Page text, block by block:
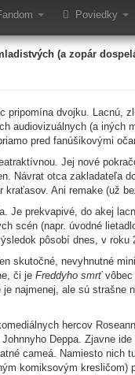
Poviedky
(a zopár
pripomína dvojku. Lacnú,
audiovizuálnych (a
pred fanúšikovými
Jej nové
Návrat otca zakladateľa
Ani remake (už
Je prekvapivé, do akej
scén (napr. úvodné
pôsobí dnes, v roku
skutočné, nevyhnutné
či je Freddyho smrťvôbec
najmenej, ale sú
hercov
Deppa. Zjavne
cameá. Namiesto nich
komiksovým